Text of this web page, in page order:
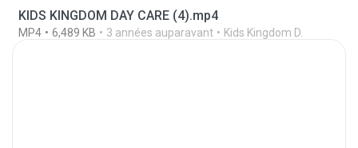
KIDS KINGDOM DAY CARE (4).mp4
MP4 6,489 KB 3 années auparavant Kids Kingdom D.